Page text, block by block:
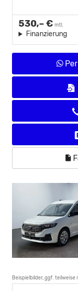
530,– € mtl.
Finanzierung
Per
Beispielbilder, ggf.